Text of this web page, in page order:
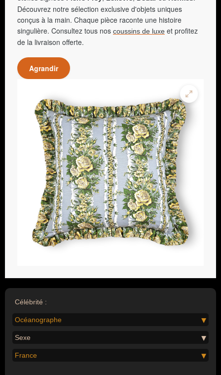
Découvrez notre sélection exclusive d'objets uniques
conçus à la main. Chaque pièce raconte une histoire
singulière. Consultez tous nos coussins de luxe et profitez
de la livraison offerte.
Agrandir
Célébrité :
Océanographe
Sexe
France